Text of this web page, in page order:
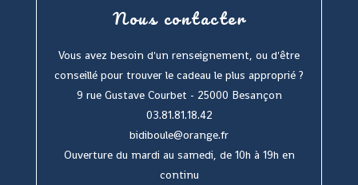
Nous contacter
Vous avez besoin d'un renseignement, ou d'être
conseillé pour trouver le cadeau le plus approprié ?
9 rue Gustave Courbet - 25000 Besançon
03.81.81.18.42
bidiboule@orange.fr
Ouverture du mardi au samedi, de 10h à 19h en
continu